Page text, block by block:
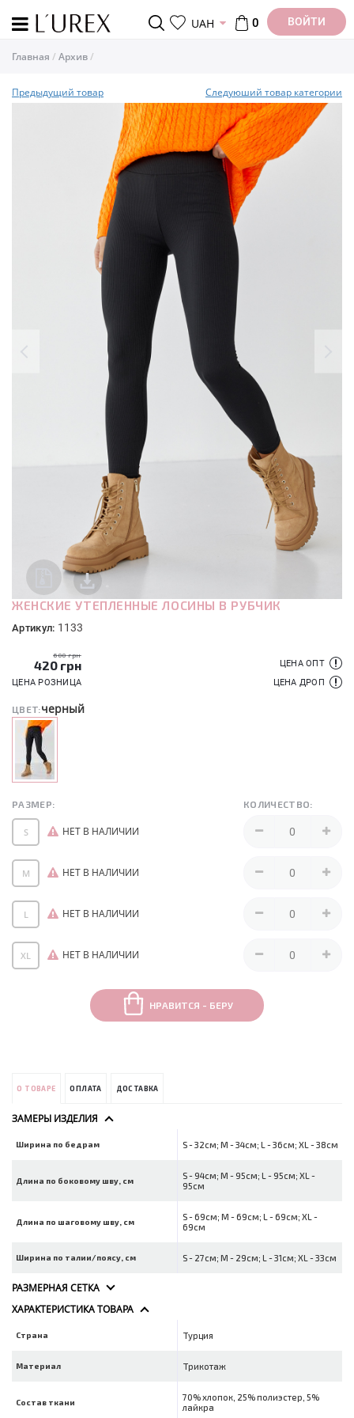
UAH 0 ВОЙТИ
Главная Архив
Предыдущий товар Следуюший товар категории
ЖЕНСКИЕ УТЕПЛЕННЫЕ ЛОСИНЫ В РУБЧИК
Артикул: 1133
600 грн
420 грн
ЦЕНА РОЗНИЦА
ЦЕНА ОПТ
ЦЕНА ДРОП
ЦВЕТ:черный
РАЗМЕР: КОЛИЧЕСТВО:
S НЕТ В НАЛИЧИИ
M НЕТ В НАЛИЧИИ
L НЕТ В НАЛИЧИИ
XL НЕТ В НАЛИЧИИ
НРАВИТСЯ - БЕРУ
О ТОВАРЕ ОПЛАТА ДОСТАВКА
ЗАМЕРЫ ИЗДЕЛИЯ
Ширина по бедрам S - 32см; M - 34см; L - 36см; XL - 38см
Длина по боковому шву, см
S - 94см; M - 95см; L - 95см; XL -
95см
Длина по шаговому шву, см
S - 69см; M - 69см; L - 69см; XL -
69см
Ширина по талии/поясу, см S - 27см; M - 29см; L - 31см; XL - 33см
РАЗМЕРНАЯ СЕТКА
ХАРАКТЕРИСТИКА ТОВАРА
Страна Турция
Материал Трикотаж
Состав ткани
70% хлопок, 25% полиэстер, 5%
лайкра